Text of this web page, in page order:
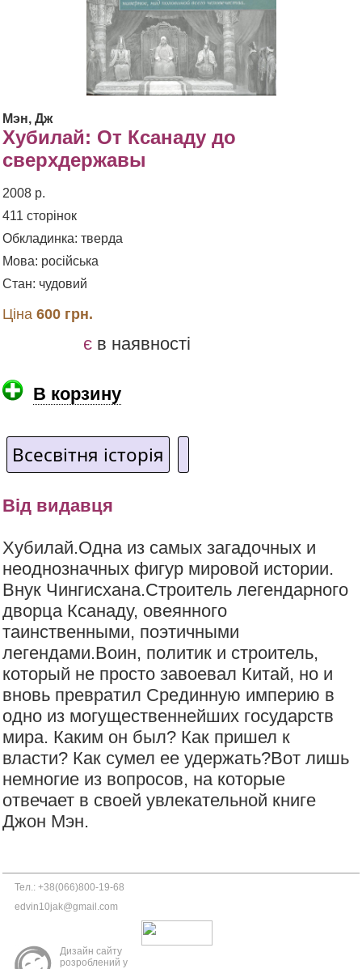
Мэн, Дж
Хубилай: От Ксанаду до
сверхдержавы
2008 р.
411 сторінок
Обкладинка: тверда
Мова: російська
Стан: чудовий
Ціна 600 грн.
є в наявності
В корзину
Всесвітня історія
Від видавця
Хубилай.Одна из самых загадочных и
неоднозначных фигур мировой истории.
Внук Чингисхана.Строитель легендарного
дворца Ксанаду, овеянного
таинственными, поэтичными
легендами.Воин, политик и строитель,
который не просто завоевал Китай, но и
вновь превратил Срединную империю в
одно из могущественнейших государств
мира. Каким он был? Как пришел к
власти? Как сумел ее удержать?Вот лишь
немногие из вопросов, на которые
отвечает в своей увлекательной книге
Джон Мэн.
Тел.: +38(066)800-19-68
edvin10jak@gmail.com
Дизайн сайту
розроблений у